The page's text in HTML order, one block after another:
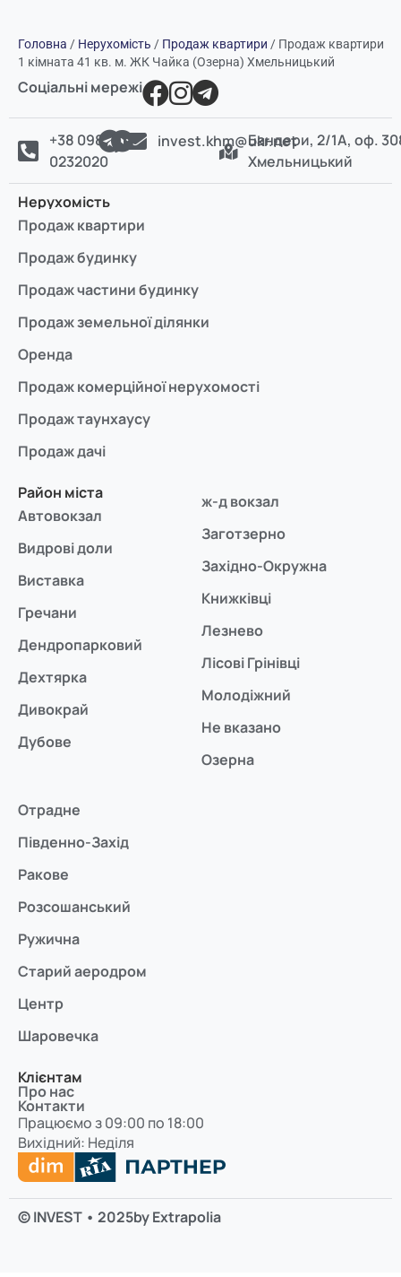
Головна / Нерухомість / Продаж квартири / Продаж квартири
1 кімната 41 кв. м. ЖК Чайка (Озерна) Хмельницький
Соціальні мережі
+38 098
0232020
invest.khm@ukr.netБандери, 2/1А, оф.
Хмельницький
Нерухомість
Продаж квартири
Продаж будинку
Продаж частини будинку
Продаж земельної ділянки
Оренда
Продаж комерційної нерухомості
Продаж таунхаусу
Продаж дачі
Район міста
Автовокзал
Видрові доли
Виставка
Гречани
Дендропарковий
Дехтярка
Дивокрай
Дубове
ж-д вокзал
Заготзерно
Західно-Окружна
Книжківці
Лезнево
Лісові Грінівці
Молодіжний
Не вказано
Озерна
Отрадне
Південно-Захід
Ракове
Розсошанський
Ружична
Старий аеродром
Центр
Шаровечка
Клієнтам
Про нас
Контакти
Працюємо з 09:00 по 18:00
Вихідний: Неділя
© INVEST • 2025by Extrapolia